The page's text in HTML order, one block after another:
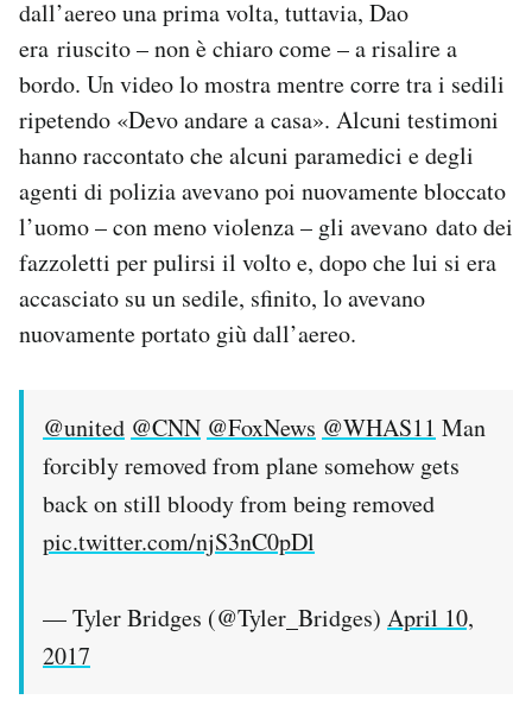
dall’aereo una prima volta, tuttavia, Dao
era riuscito – non è chiaro come – a risalire a
bordo. Un video lo mostra mentre corre tra i sedili
ripetendo «Devo andare a casa». Alcuni testimoni
hanno raccontato che alcuni paramedici e degli
agenti di polizia avevano poi nuovamente bloccato
l’uomo – con meno violenza – gli avevano dato dei
fazzoletti per pulirsi il volto e, dopo che lui si era
accasciato su un sedile, sfinito, lo avevano
nuovamente portato giù dall’aereo.
@united @CNN @FoxNews @WHAS11 Man
forcibly removed from plane somehow gets
back on still bloody from being removed
pic.twitter.com/njS3nC0pDl
— Tyler Bridges (@Tyler_Bridges) April 10,
2017